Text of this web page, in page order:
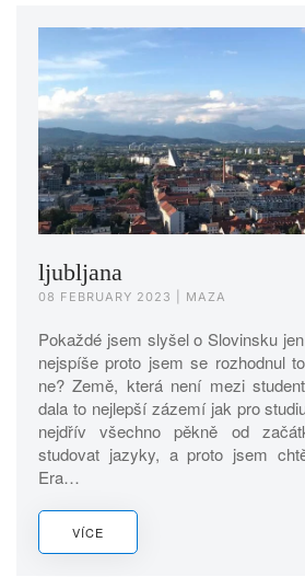
ljubljana
08 FEBRUARY 2023 | MAZA
Pokaždé jsem slyšel o Slovinsku
nejspíše proto jsem se rozhodnul
ne? Země, která není mezi
dala to nejlepší zázemí jak pro
nejdřív všechno pěkně od
studovat jazyky, a proto jsem
Era…
VÍCE